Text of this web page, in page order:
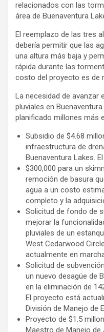
relacionados con las
área de Buenaventura
El reemplazo de las tres
debería permitir que las
una altura más baja y
rápida durante las
costo del proyecto es de
La necesidad de avanzar
pluviales en
planificado millones más
Subsidio de $4.68
infraestructura de
Buenaventura Lakes.
$300,000 para un
remoción de basura
agua a un costo
completo y la
Solicitud de fondo de
mejorar la
pluviales de un
West Cedarwood
actualmente en
Solicitud de
un nuevo desagüe de
en la eliminación de
El proyecto está
División de Manejo de
Proyecto de $1.5
Maestro de Manejo de